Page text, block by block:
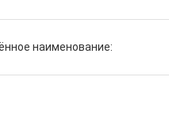
наименование: